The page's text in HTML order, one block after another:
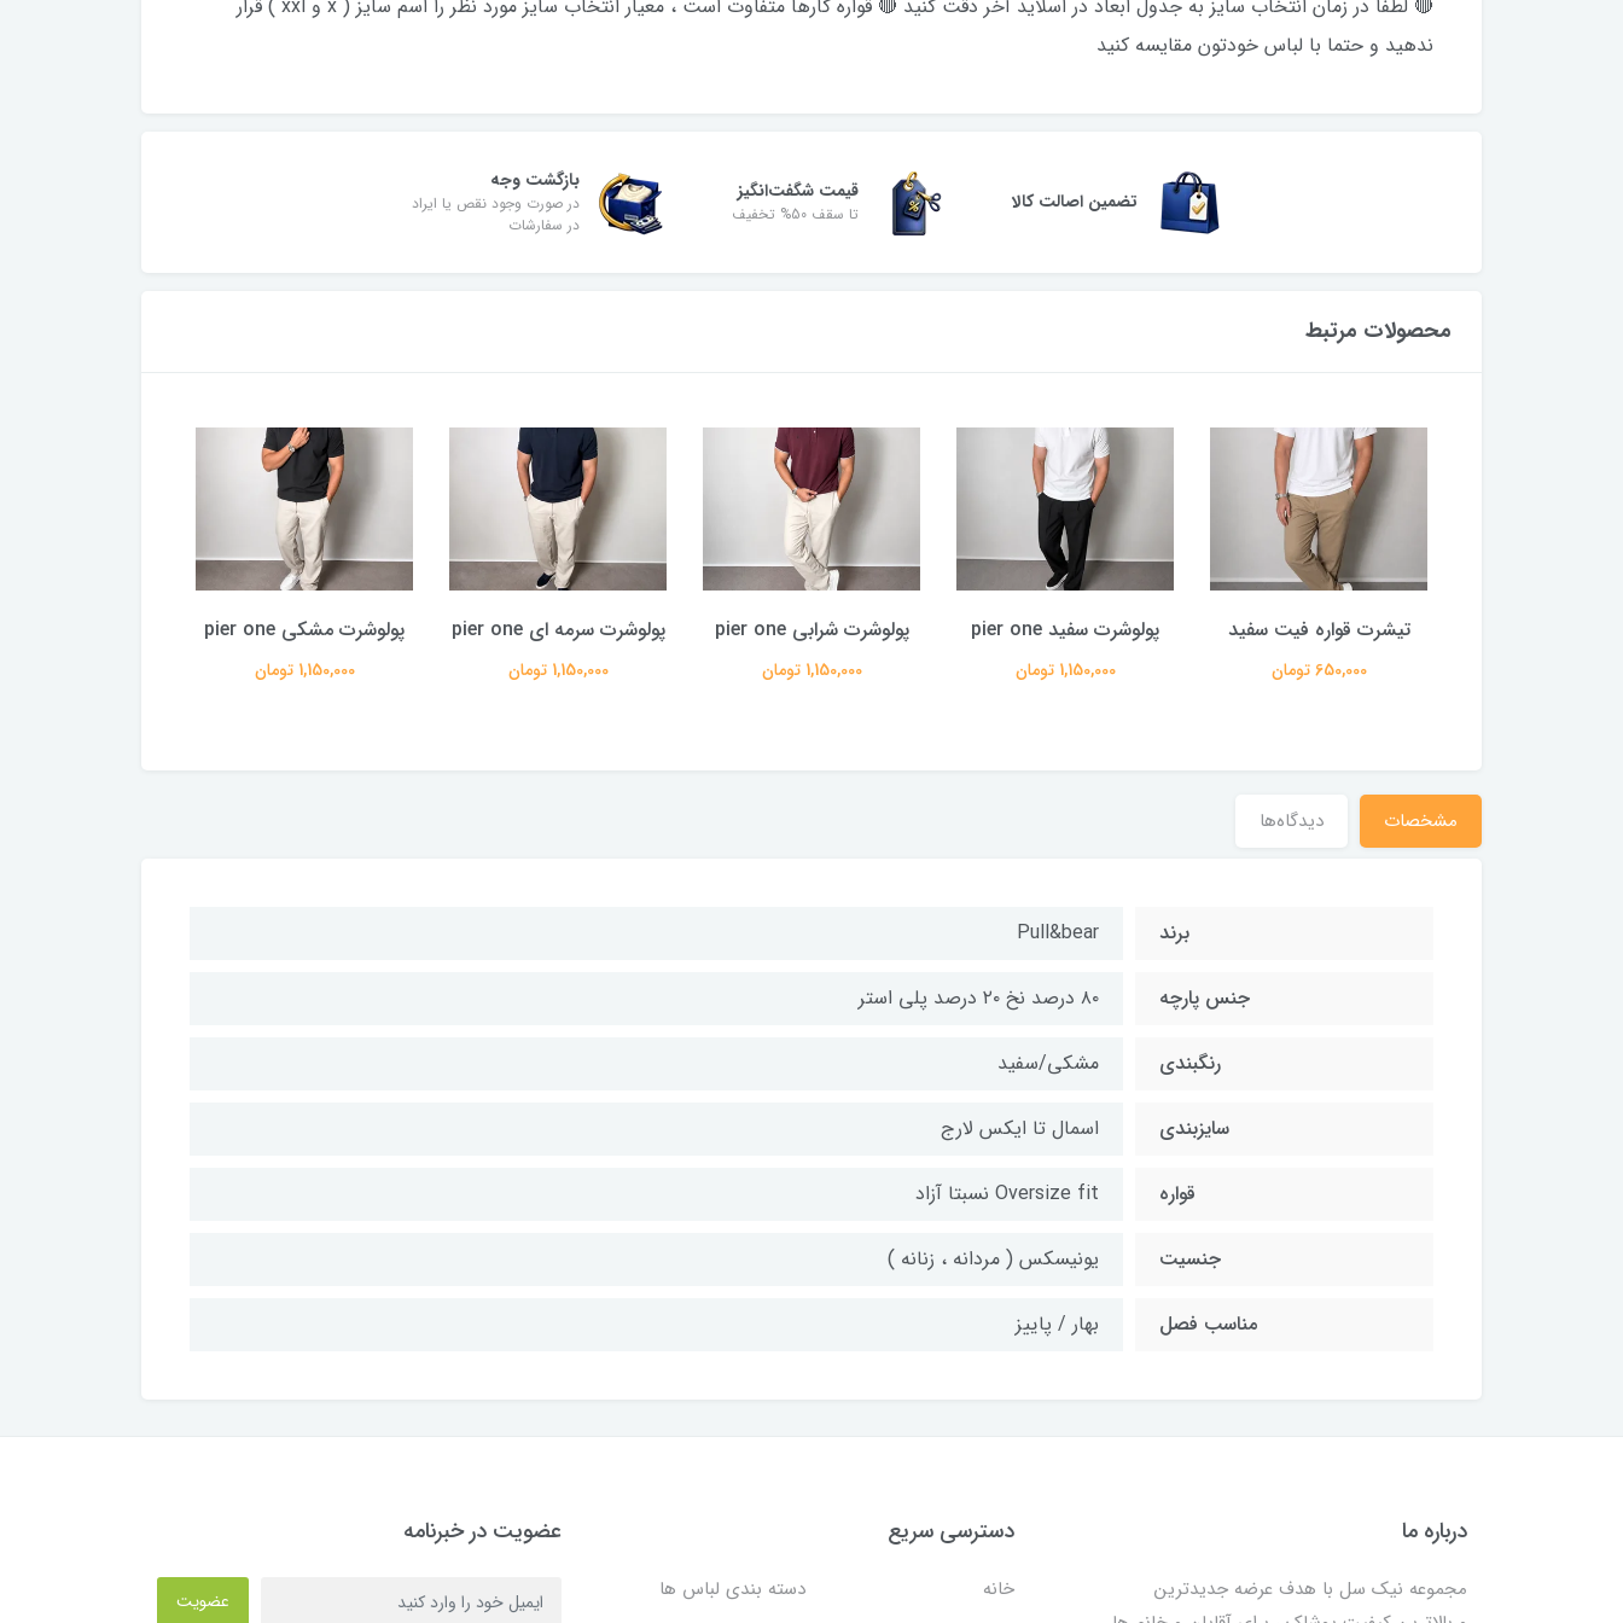
🔴 لطفا در زمان انتخاب سایز به جدول ابعاد در اسلاید آخر دقت کنید 🔴 قواره کارها متفاوت است ، معیار انتخاب سایز مورد نظر را اسم سایز ( x و xxl ) قرار
ندهید و حتما با لباس خودتون مقایسه کنید
تضمین اصالت کالا قیمت شگفت‌انگیز
تا سقف 50% تخفیف
بازگشت وجه
در صورت وجود نقص یا ایراد
در سفارشات
محصولات مرتبط
تیشرت قواره فیت سفید
650,000 تومان
پولوشرت سفید pier one
1,150,000 تومان
پولوشرت شرابی pier one
1,150,000 تومان
پولوشرت سرمه ای pier one
1,150,000 تومان
پولوشرت مشکی pier one
1,150,000 تومان
مشخصات دیدگاه‌ها
برند Pull&bear
جنس پارچه ۸۰ درصد نخ ۲۰ درصد پلی استر
رنگبندی مشکی/سفید
سایزبندی اسمال تا ایکس لارج
قواره Oversize fit نسبتا آزاد
جنسیت یونیسکس ( مردانه ، زنانه )
مناسب فصل بهار / پاییز
درباره ما
مجموعه نیک سل با هدف عرضه جدیدترین
دسترسی سریع
خانه
دسته بندی لباس ها
عضویت در خبرنامه
عضویت